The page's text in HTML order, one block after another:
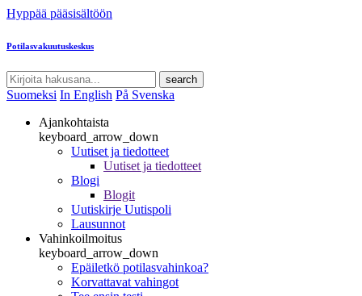
Hyppää pääsisältöön
Potilasvakuutuskeskus
search
Suomeksi In English På Svenska
Ajankohtaista
keyboard_arrow_down
Uutiset ja tiedotteet
Uutiset ja tiedotteet
Blogi
Blogit
Uutiskirje Uutispoli
Lausunnot
Vahinkoilmoitus
keyboard_arrow_down
Epäiletkö potilasvahinkoa?
Korvattavat vahingot